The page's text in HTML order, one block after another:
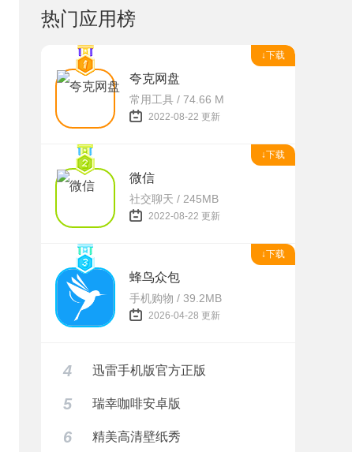
热门应用榜
↓下载
夸克网盘
常用工具 / 74.66 M
2022-08-22 更新
↓下载
微信
社交聊天 / 245MB
2022-08-22 更新
↓下载
蜂鸟众包
手机购物 / 39.2MB
2026-04-28 更新
4 迅雷手机版官方正版
5 瑞幸咖啡安卓版
6 精美高清壁纸秀